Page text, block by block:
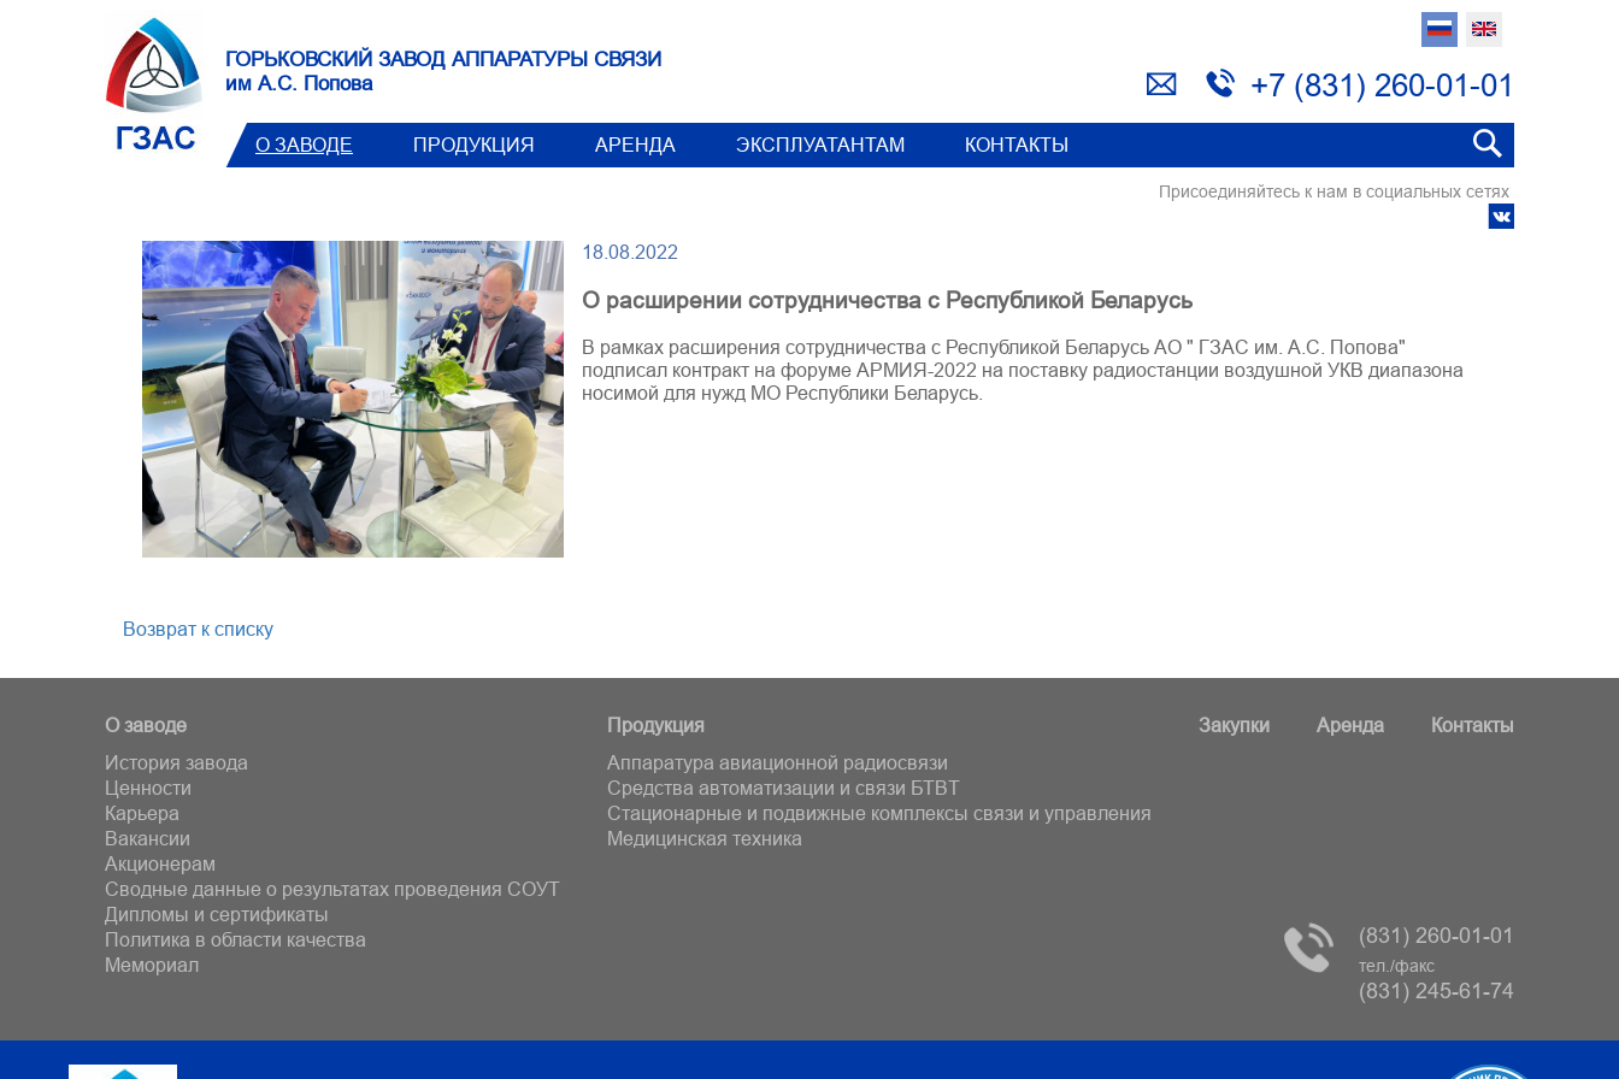
ГОРЬКОВСКИЙ ЗАВОД АППАРАТУРЫ СВЯЗИ
им А.С. Попова
+7 (831) 260-01-01
О ЗАВОДЕ ПРОДУКЦИЯ АРЕНДА ЭКСПЛУАТАНТАМ КОНТАКТЫ
Присоединяйтесь к нам в социальных сетях
18.08.2022
О расширении сотрудничества с Республикой Беларусь
В рамках расширения сотрудничества с Республикой Беларусь АО " ГЗАС им. А.С. Попова"
подписал контракт на форуме АРМИЯ-2022 на поставку радиостанции воздушной УКВ диапазона
носимой для нужд МО Республики Беларусь.
Возврат к списку
О заводе
История завода
Ценности
Карьера
Вакансии
Акционерам
Сводные данные о результатах проведения СОУТ
Дипломы и сертификаты
Политика в области качества
Мемориал
Продукция
Аппаратура авиационной радиосвязи
Средства автоматизации и связи БТВT
Стационарные и подвижные комплексы связи и управления
Медицинская техника
Закупки Аренда Контакты
(831) 260-01-01
тел./факс
(831) 245-61-74